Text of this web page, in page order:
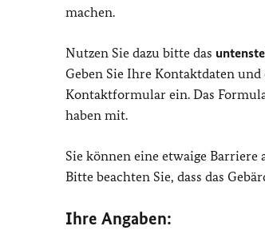
machen.
Nutzen Sie dazu bitte das
Geben Sie Ihre Kontaktdaten
Kontaktformular ein. Das
haben mit.
Sie können eine etwaige
Bitte beachten Sie, dass das
Ihre Angaben: